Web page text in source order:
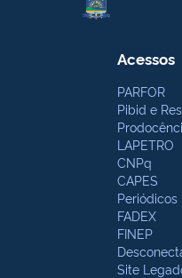
Acessos
PARFOR
Pibid e
LAPETRO
CNPq
CAPES
Periódicos
FADEX
FINEP
Site